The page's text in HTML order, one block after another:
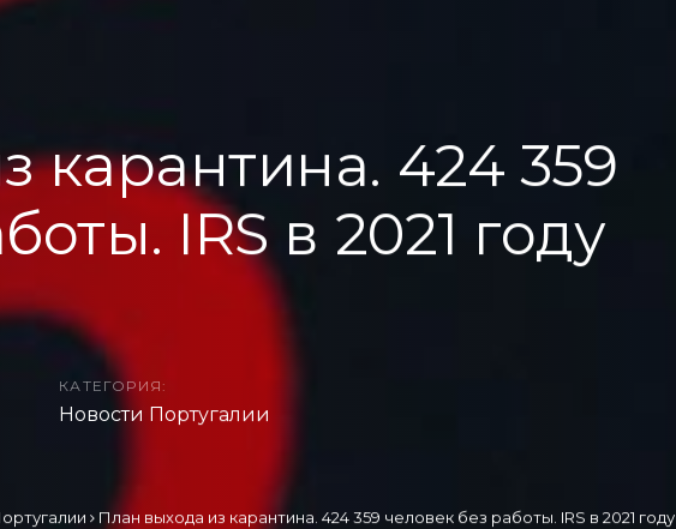
карантина. 424 359
IRS в 2021 году
КАТЕГОРИЯ:
Новости Португалии
План выхода из карантина. 424 359 человек без работы. IRS в 2021 году